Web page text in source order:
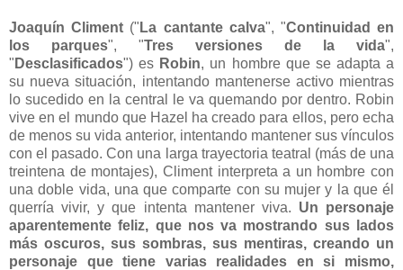
Joaquín Climent (" La cantante calva", "Continuidad en
los parques", "Tres versiones de la vida",
" Desclasificados") es Robin, un hombre que se adapta a
su nueva situación, intentando mantenerse activo mientras
lo sucedido en la central le va quemando por dentro. Robin
vive en el mundo que Hazel ha creado para ellos, pero echa
de menos su vida anterior, intentando mantener sus vínculos
con el pasado. Con una larga trayectoria teatral (más de una
treintena de montajes), Climent interpreta a un hombre con
una doble vida, una que comparte con su mujer y la que él
querría vivir, y que intenta mantener viva. Un personaje
aparentemente feliz, que nos va mostrando sus lados
más oscuros, sus sombras, sus mentiras, creando un
personaje que tiene varias realidades en si mismo,